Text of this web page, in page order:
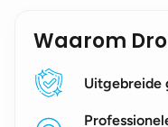
Waarom
Uitgebreide